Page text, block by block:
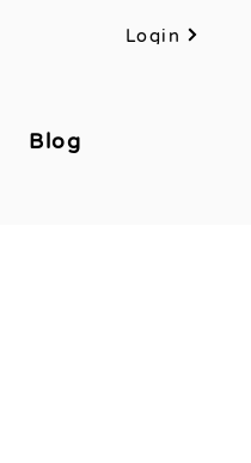
Login
Blog